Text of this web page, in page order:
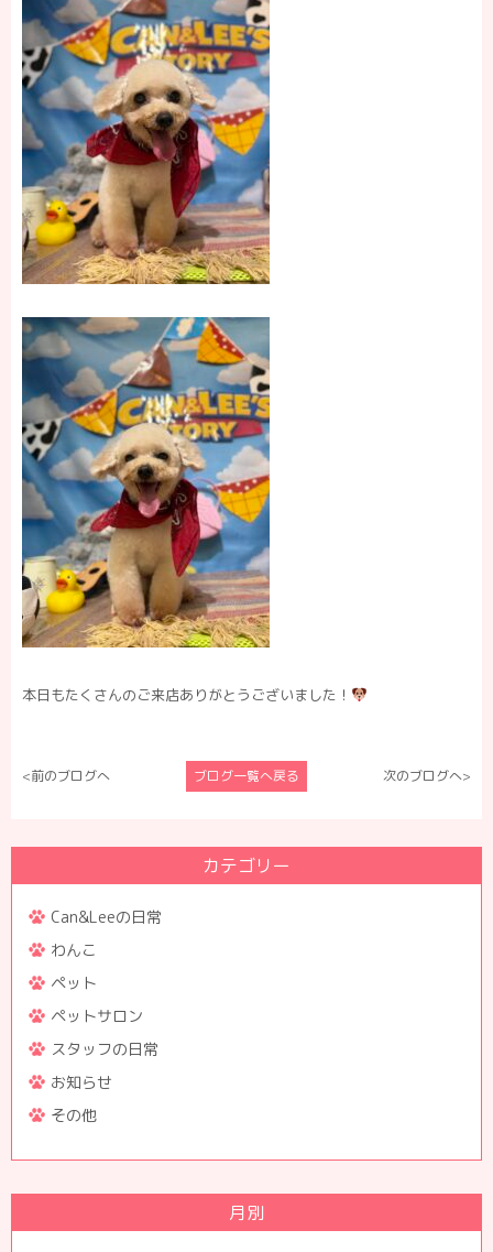
本日もたくさんのご来店ありがとうございました！
<前のブログへ ブログ一覧へ戻る 次のブログへ>
カテゴリー
Can&Leeの日常
わんこ
ペット
ペットサロン
スタッフの日常
お知らせ
その他
月別